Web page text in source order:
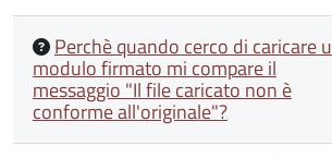
Perchè quando cerco di caricare
modulo firmato mi compare il
messaggio "Il file caricato non è
conforme all'originale"?